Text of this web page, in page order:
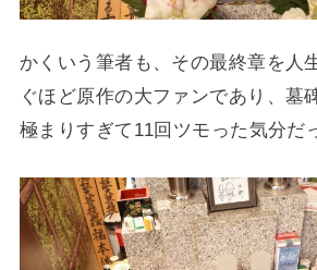
かくいう筆者も、その最終章を人
ぐほど原作の大ファンであり、墓
極まりすぎて11回ツモった気分だ